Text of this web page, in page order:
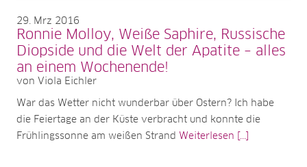
29 Mrz 2016
Ronnie Molloy, Weiße Saphire, Russische
Diopside und die Welt der Apatite – alles
an einem Wochenende!
von Viola Eichler
War das Wetter nicht wunderbar über Ostern? Ich habe
die Feiertage an der Küste verbracht und konnte die
Frühlingssonne am weißen Strand Weiterlesen [...]